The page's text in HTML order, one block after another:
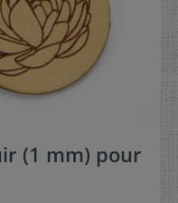
(1 mm) pour